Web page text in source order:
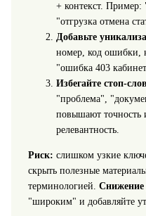
+ контекст. Пример:
"отгрузка отмена
Добавьте
номер, код ошибки,
"ошибка 403
Избегайте стоп-
"проблема",
повышают точность
релевантность.
Риск: слишком узкие
скрыть полезные
терминологией. Снижение
"широким" и добавляйте